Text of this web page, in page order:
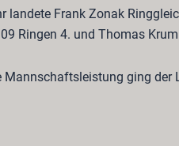
landete Frank Zonak
Ringen 4. und Thomas
Mannschaftsleistung ging der